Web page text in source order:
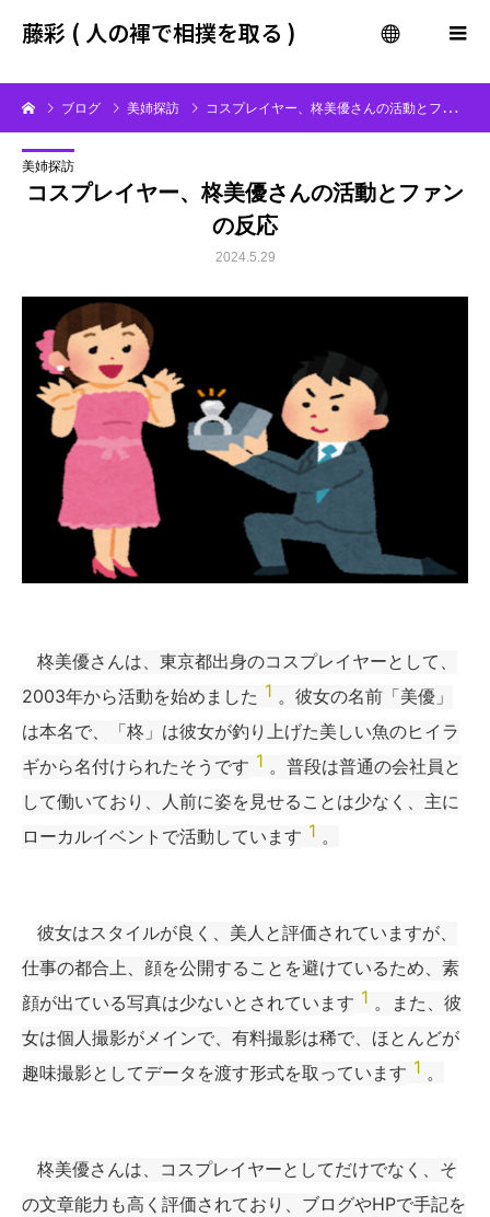
藤彩 ( 人の褌で相撲を取る )
menu
ブログ 美姉探訪 コスプレイヤー、柊美優さんの活動とファンの反応
美姉探訪
コスプレイヤー、柊美優さんの活動とファン
の反応
2024.5.29
柊美優さんは、東京都出身のコスプレイヤーとして、
2003年から活動を始めました 1 。彼女の名前「美優」
は本名で、「柊」は彼女が釣り上げた美しい魚のヒイラ
ギから名付けられたそうです 1 。普段は普通の会社員と
して働いており、人前に姿を見せることは少なく、主に
ローカルイベントで活動しています 1 。
彼女はスタイルが良く、美人と評価されていますが、
仕事の都合上、顔を公開することを避けているため、素
顔が出ている写真は少ないとされています 1 。また、彼
女は個人撮影がメインで、有料撮影は稀で、ほとんどが
趣味撮影としてデータを渡す形式を取っています 1 。
柊美優さんは、コスプレイヤーとしてだけでなく、そ
の文章能力も高く評価されており、ブログやHPで手記を